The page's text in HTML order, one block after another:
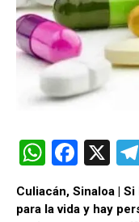
W
h
at
F
a
ce
X
Culiacán, Sinaloa |
para la vida y hay